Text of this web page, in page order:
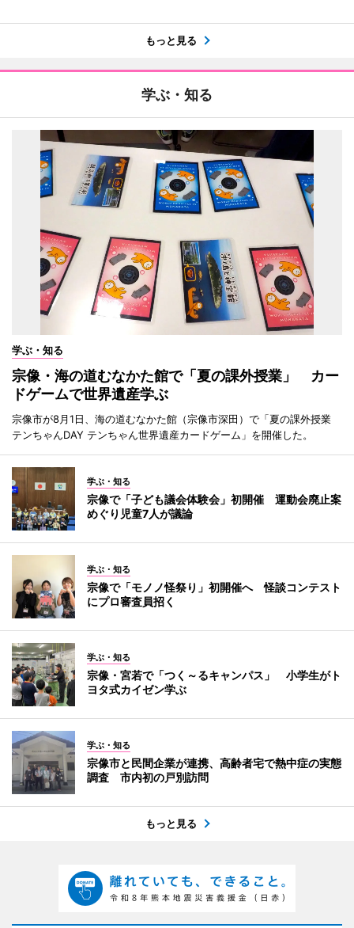
もっと見る
学ぶ・知る
学ぶ・知る
宗像・海の道むなかた館で「夏の課外授業」 カー
ドゲームで世界遺産学ぶ
宗像市が8月1日、海の道むなかた館（宗像市深田）で「夏の課外授業
テンちゃんDAY テンちゃん世界遺産カードゲーム」を開催した。
学ぶ・知る
宗像で「子ども議会体験会」初開催 運動会廃止案
めぐり児童7人が議論
学ぶ・知る
宗像で「モノノ怪祭り」初開催へ 怪談コンテスト
にプロ審査員招く
学ぶ・知る
宗像・宮若で「つく～るキャンパス」 小学生がト
ヨタ式カイゼン学ぶ
学ぶ・知る
宗像市と民間企業が連携、高齢者宅で熱中症の実態
調査 市内初の戸別訪問
もっと見る